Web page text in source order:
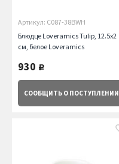
Артикул: C087-38BWH
Блюдце Loveramics Tulip, 12.5х2
см, белое Loveramics
930 руб.
СООБЩИТЬ О ПОСТУПЛЕНИИ